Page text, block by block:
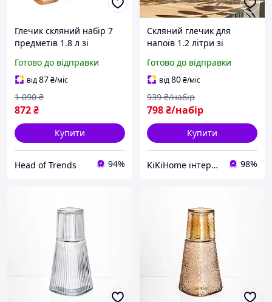
Глечик скляний набір 7
предметів 1.8 л зі
напоїв соку компоту води
великий глечик скляний
Глечики
Готово до відправки
від87₴/міс
872₴
1 090 ₴
Купити
Head of Trends 94%
Скляний глечик для
напоїв 1.2 літри зі
мл графин для лимонаду
компоту соку води
Готово до відправки
від80₴/міс
798₴/набір
939 ₴/набір
Купити
KiKiHome інтернет-магазин якісних товарів для дому 98%